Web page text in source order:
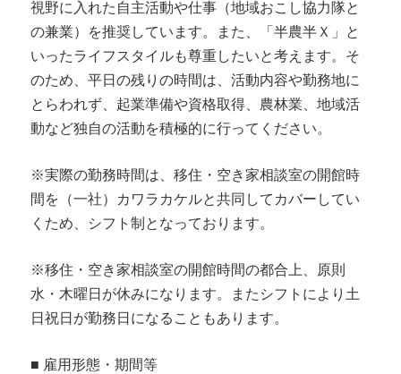
視野に入れた自主活動や仕事（地域おこし協力隊と
の兼業）を推奨しています。また、「半農半Ｘ」と
いったライフスタイルも尊重したいと考えます。そ
のため、平日の残りの時間は、活動内容や勤務地に
とらわれず、起業準備や資格取得、農林業、地域活
動など独自の活動を積極的に行ってください。
※実際の勤務時間は、移住・空き家相談室の開館時
間を（一社）カワラカケルと共同してカバーしてい
くため、シフト制となっております。
※移住・空き家相談室の開館時間の都合上、原則
水・木曜日が休みになります。またシフトにより土
日祝日が勤務日になることもあります。
■ 雇用形態・期間等